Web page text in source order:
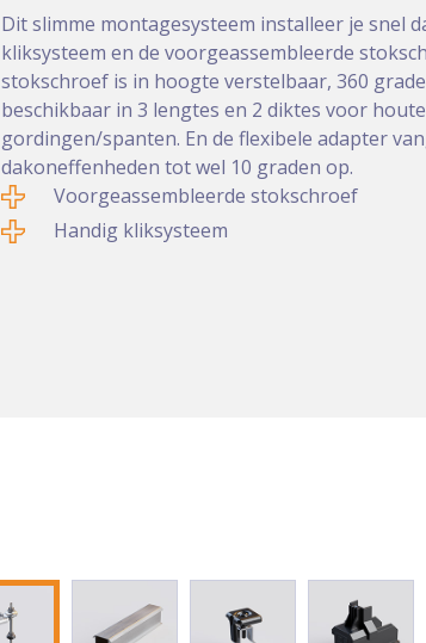
Dit slimme montagesysteem installeer je snel
kliksysteem en de voorgeassembleerde
stokschroef is in hoogte verstelbaar, 360
beschikbaar in 3 lengtes en 2 diktes voor
gordingen/spanten. En de flexibele adapter
dakoneffenheden tot wel 10 graden op.
Voorgeassembleerde stokschroef
Handig kliksysteem